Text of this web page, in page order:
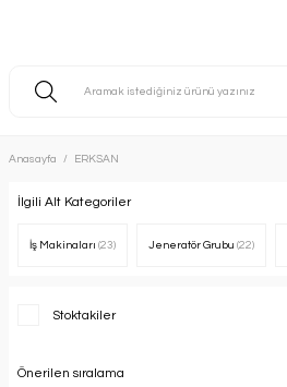
Anasayfa ERKSAN
İlgili Alt Kategoriler
İş Makinaları (23) Jeneratör Grubu (22)
Stoktakiler